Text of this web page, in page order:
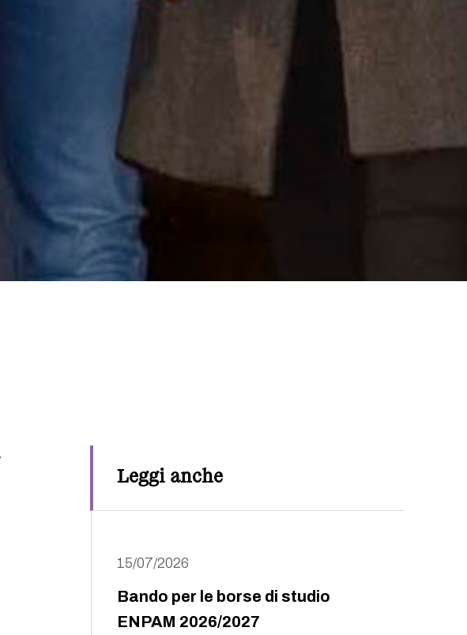
Leggi anche
15/07/2026
Bando per le borse di studio
ENPAM 2026/2027